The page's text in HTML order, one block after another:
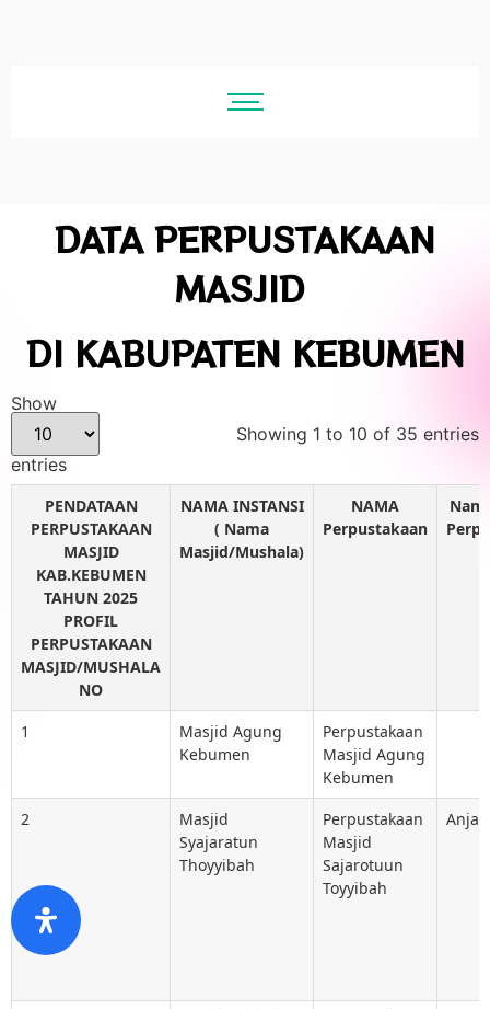
DATA PERPUSTAKAAN
MASJID
DI KABUPATEN KEBUMEN
Show
entries
Showing 1 to 10 of 35 entries
PENDATAAN
PERPUSTAKAAN
MASJID
KAB.KEBUMEN
TAHUN 2025
PROFIL
PERPUSTAKAAN
MASJID/MUSHALA
NO
NAMA INSTANSI
( Nama
Masjid/Mushala)
NAMA
Perpustakaan
1
Masjid Agung
Kebumen
Perpustakaan
Masjid Agung
Kebumen
2
Masjid
Syajaratun
Thoyyibah
Perpustakaan
Masjid
Sajarotuun
Toyyibah